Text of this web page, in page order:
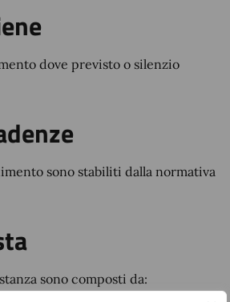
dove previsto o silenzio
sono stabiliti dalla normativa
sono composti da: